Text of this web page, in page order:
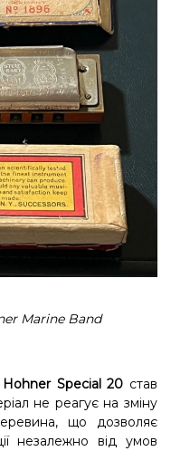
Marine Band
Hohner Special 20 став
не реагує на зміну
що дозволяє
незалежно від умов